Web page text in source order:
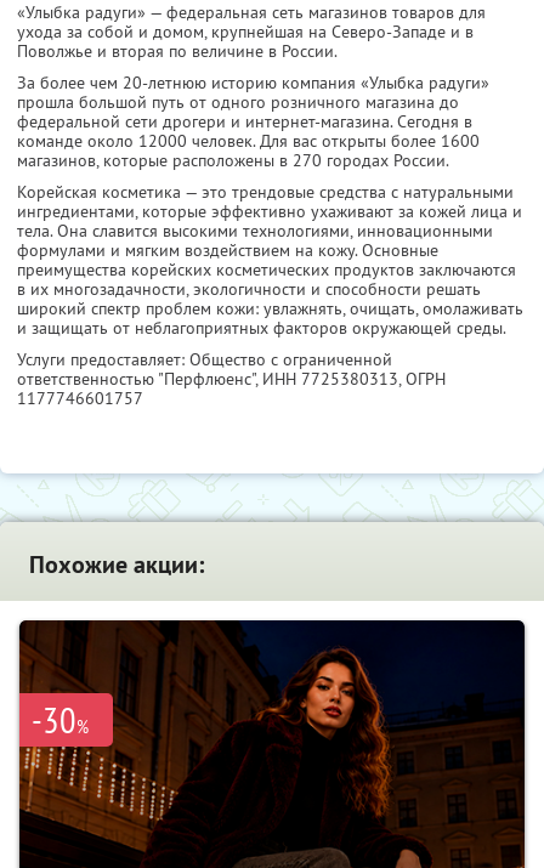
«Улыбка радуги» — федеральная сеть магазинов товаров для
ухода за собой и домом, крупнейшая на Северо-Западе и в
Поволжье и вторая по величине в России.
За более чем 20-летнюю историю компания «Улыбка радуги»
прошла большой путь от одного розничного магазина до
федеральной сети дрогери и интернет-магазина. Сегодня в
команде около 12000 человек. Для вас открыты более 1600
магазинов, которые расположены в 270 городах России.
Корейская косметика — это трендовые средства с натуральными
ингредиентами, которые эффективно ухаживают за кожей лица и
тела. Она славится высокими технологиями, инновационными
формулами и мягким воздействием на кожу. Основные
преимущества корейских косметических продуктов заключаются
в их многозадачности, экологичности и способности решать
широкий спектр проблем кожи: увлажнять, очищать, омолаживать
и защищать от неблагоприятных факторов окружающей среды.
Услуги предоставляет: Общество с ограниченной
ответственностью "Перфлюенс", ИНН 7725380313, ОГРН
1177746601757
Похожие акции:
-30%